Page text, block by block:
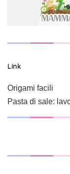
Link
Origami facili
Pasta di sale: